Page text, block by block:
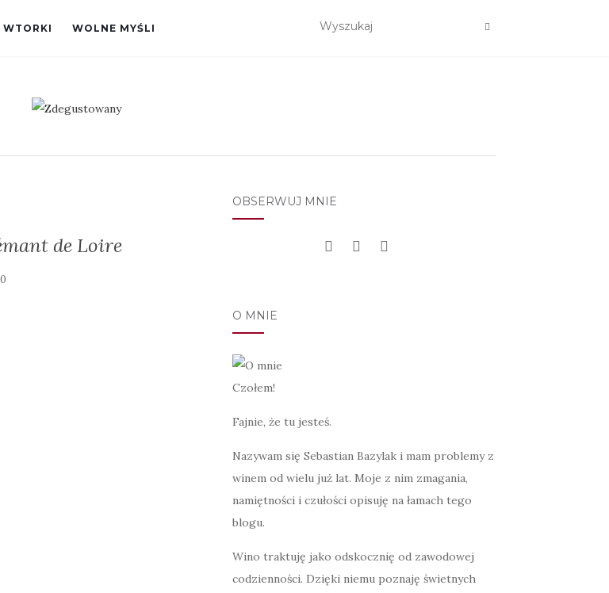
WTORKI WOLNE MYŚLI
de Loire
OBSERWUJ MNIE
O MNIE
Czołem!
Fajnie, że tu jesteś.
Nazywam się Sebastian Bazylak i mam problemy z
winem od wielu już lat. Moje z nim zmagania,
namiętności i czułości opisuję na łamach tego
blogu.
Wino traktuję jako odskocznię od zawodowej
codzienności. Dzięki niemu poznaję świetnych